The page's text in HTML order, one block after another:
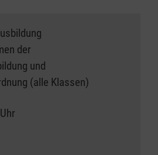
der
und
(alle Klassen)